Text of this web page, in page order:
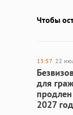
Чтобы
13:57 22
для
2027